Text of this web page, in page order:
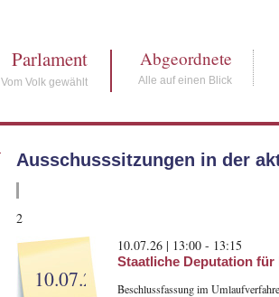
Parlament
Vom Volk gewählt
Abgeordnete
Alle auf einen Blick
Ausschusssitzungen in der
2
10.07.26
10.07.26 | 13:00 - 13:15
Staatliche Deputation
Beschlussfassung im